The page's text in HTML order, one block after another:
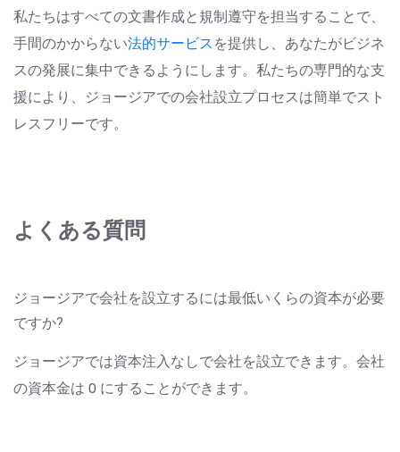
私たちはすべての文書作成と規制遵守を担当することで、
手間のかからない法的サービス を提供し 、あなたがビジネ
スの発展に集中できるようにします。私たちの専門的な支
援により、ジョージアでの会社設立プロセスは簡単でスト
レスフリーです。
よくある質問
ジョージアで会社を設立するには最低いくらの資本が必要
ですか?
ジョージアでは資本注入なしで会社を設立できます。会社
の資本金は 0 にすることができます。